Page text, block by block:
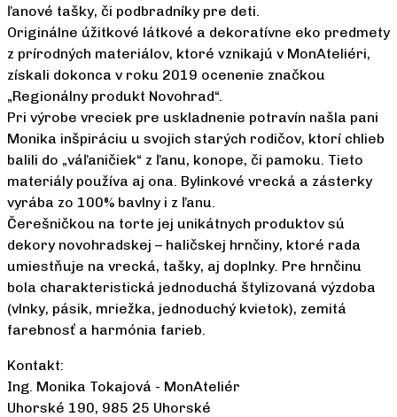
ľanové tašky, či podbradníky pre deti.
Originálne úžitkové látkové a dekoratívne eko predmety
z prírodných materiálov, ktoré vznikajú v MonAteliéri,
získali dokonca v roku 2019 ocenenie značkou
„Regionálny produkt Novohrad“.
Pri výrobe vreciek pre uskladnenie potravín našla pani
Monika inšpiráciu u svojich starých rodičov, ktorí chlieb
balili do „váľaničiek“ z ľanu, konope, či pamoku. Tieto
materiály používa aj ona. Bylinkové vrecká a zásterky
vyrába zo 100% bavlny i z ľanu.
Čerešničkou na torte jej unikátnych produktov sú
dekory novohradskej – haličskej hrnčiny, ktoré rada
umiestňuje na vrecká, tašky, aj doplnky. Pre hrnčinu
bola charakteristická jednoduchá štylizovaná výzdoba
(vlnky, pásik, mriežka, jednoduchý kvietok), zemitá
farebnosť a harmónia farieb.
Kontakt:
Ing. Monika Tokajová - MonAteliér
Uhorské 190, 985 25 Uhorské